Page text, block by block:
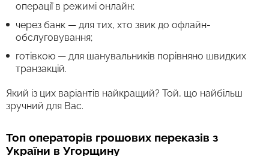
операції в режимі онлайн;
через банк — для тих, хто звик до офлайн-
обслуговування;
готівкою — для шанувальників порівняно швидких
транзакцій.
Який із цих варіантів найкращий? Той, що найбільш
зручний для Вас.
Топ операторів грошових переказів з
України в Угорщину